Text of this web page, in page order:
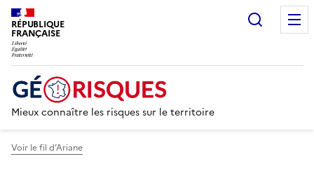
RÉPUBLIQUE
FRANÇAISE
Mieux connaître les risques sur le territoire
Voir le fil d’Ariane